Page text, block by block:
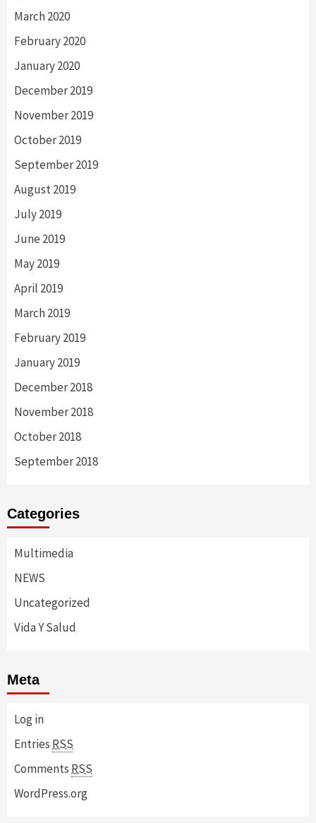
March 2020
February 2020
January 2020
December 2019
November 2019
October 2019
September 2019
August 2019
July 2019
June 2019
May 2019
April 2019
March 2019
February 2019
January 2019
December 2018
November 2018
October 2018
September 2018
Categories
Multimedia
NEWS
Uncategorized
Vida Y Salud
Meta
Log in
Entries RSS
Comments RSS
WordPress.org